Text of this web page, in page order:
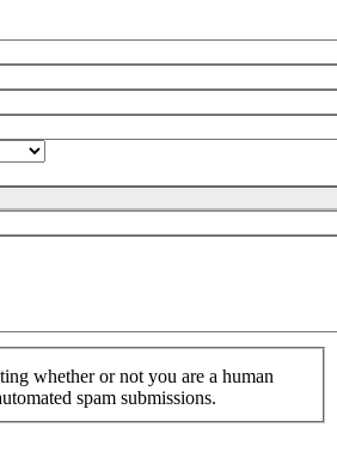
whether or not you are a human
spam submissions.